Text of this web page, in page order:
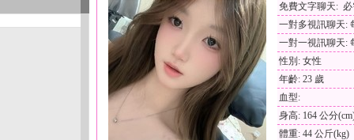
免費文字聊天:
一對多視訊聊天:
一對一視訊聊天:
性別: 女性
年齡: 23 歲
血型:
身高: 164 公分
體重: 44 公斤(kg)